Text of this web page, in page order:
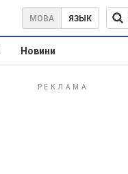
МОВА ЯЗЫК
Новини